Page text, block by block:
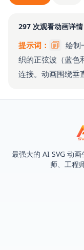
297 次观看动画详情
提示词：
绘制
织的正弦波（蓝色
连接。动画围绕垂
最强大的 AI SVG 动
师、工程